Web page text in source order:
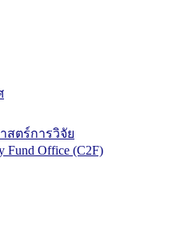
ตร์การวิจัย
Fund Office (C2F)